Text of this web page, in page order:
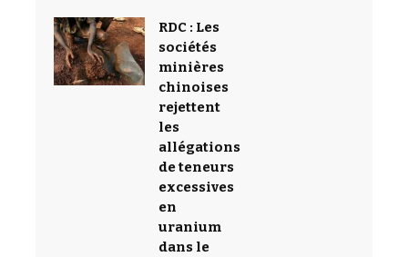
RDC : Les
sociétés
minières
chinoises
rejettent
les
allégations
de teneurs
excessives
en
uranium
dans le